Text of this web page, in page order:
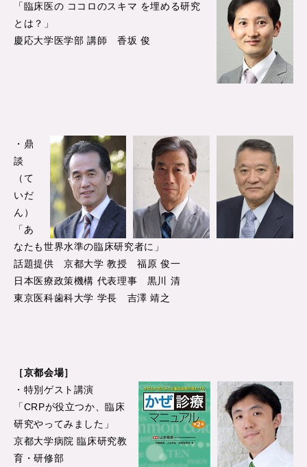
「臨床医の ココロのスキマ を埋める研究
とは？」
慶応大学医学部 講師 香坂 俊
・鼎
談
（て
いだ
ん）
「あ
なたも世界水準の臨床研究者に」
話題提供 京都大学 教授 福原 俊一
日本医療政策機構 代表理事 黒川 清
東京医科歯科大学 学長 吉澤 靖之
［京都会場］
・特別ゲスト講演
「CRPが役立つか、臨床
研究やってみました」
京都大学病院 臨床研究教
育・研修部